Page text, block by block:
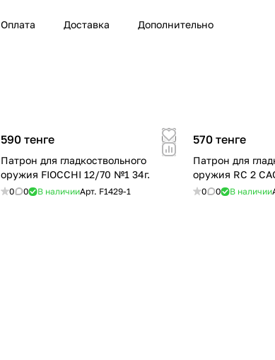
Оплата Доставка Дополнительно
590 тенге
Патрон для гладкоствольного
оружия FIOCCHI 12/70 №1 34г.
0 0 В наличииАрт. F1429-1
570 тенге
Патрон для
оружия RC 2
0 0 В наличии